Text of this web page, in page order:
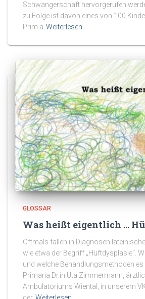
Schwangerschaft hervorgerufen
zu Folge ist davon eines von 100
Prim.a Weiterlesen
GLOSSAR
Was heißt eigentlich …
Oftmals fallen in Diagnosen
wie etwa der Begriff „Hüftdysplasie“.
und welche Behandlungsmethoden es
Primaria Dr.in Uta Zimmermann,
Ambulatoriums Wiental, in unserem